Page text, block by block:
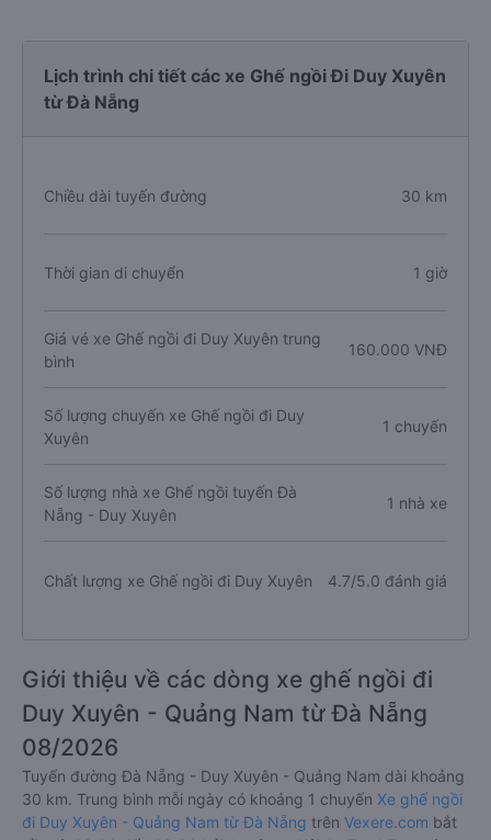
Lịch trình chi tiết các xe Ghế ngồi Đi Duy Xuyên
từ Đà Nẵng
Chiều dài tuyến đường 30 km
Thời gian di chuyển 1 giờ
Giá vé xe Ghế ngồi đi Duy Xuyên trung
bình
160.000 VNĐ
Số lượng chuyến xe Ghế ngồi đi Duy
Xuyên
1 chuyến
Số lượng nhà xe Ghế ngồi tuyến Đà
Nẵng - Duy Xuyên
1 nhà xe
Chất lượng xe Ghế ngồi đi Duy Xuyên 4.7/5.0 đánh giá
Giới thiệu về các dòng xe ghế ngồi đi
Duy Xuyên - Quảng Nam từ Đà Nẵng
08/2026
Tuyến đường Đà Nẵng - Duy Xuyên - Quảng Nam dài khoảng
30 km. Trung bình mỗi ngày có khoảng 1 chuyến Xe ghế ngồi
đi Duy Xuyên - Quảng Nam từ Đà Nẵng trên Vexere.com bắt